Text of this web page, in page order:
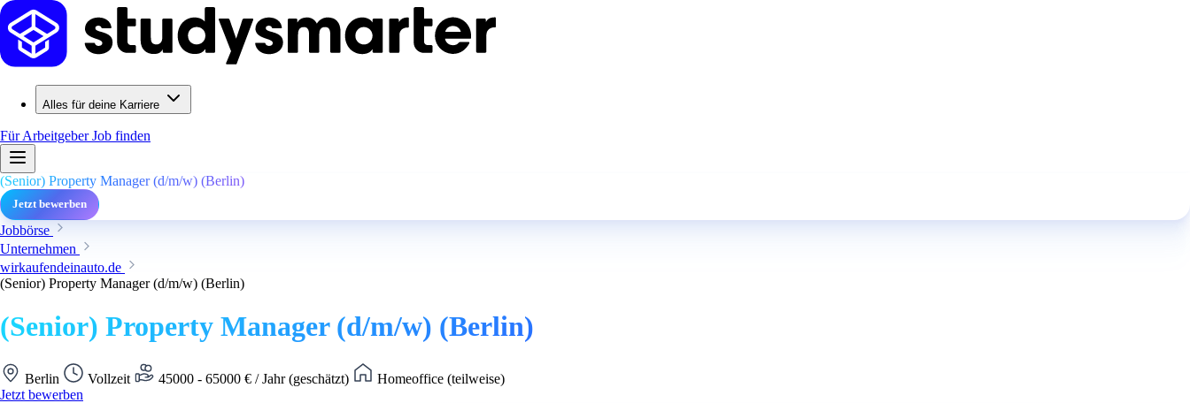
Alles für deine Karriere
Für ArbeitgeberJob finden
(Senior) Property Manager (d/m/w) (Berlin)
Jetzt bewerben
Jobbörse
Unternehmen
wirkaufendeinauto.de
(Senior) Property Manager (d/m/w) (Berlin)
(Senior) Property Manager (d/m/w) (Berlin)
Berlin Vollzeit 45000 - 65000 € / Jahr (geschätzt)
Homeoffice (teilweise)
Jetzt bewerben